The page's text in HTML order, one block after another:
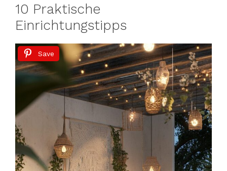
10 Praktische
Einrichtungstipps
Save